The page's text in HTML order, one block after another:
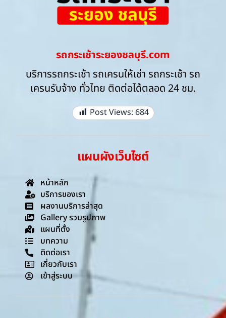
รถกระเช้าระยองชลบุรี.com
บริการรถกระเช้า รถเครนให้เช่า รถกระเช้า รถ
เครนรับจ้าง ทั่วไทย ติดต่อได้ตลอด 24 ชม.
Post Views: 684
แผนผังเว็บไซต์
หน้าหลัก
บริการของเรา
ผลงานบริการล่าสุด
Gallery รวมรูปภาพ
แผนที่ตั้ง
บทความ
ติดต่อเรา
เกี่ยวกับเรา
เข้าสู่ระบบ